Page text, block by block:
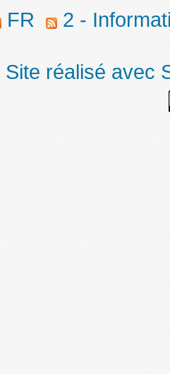
FR
2 -
Site réalisé avec